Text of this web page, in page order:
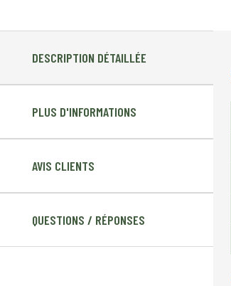
DESCRIPTION DÉTAILLÉE
PLUS D'INFORMATIONS
AVIS CLIENTS
QUESTIONS / RÉPONSES